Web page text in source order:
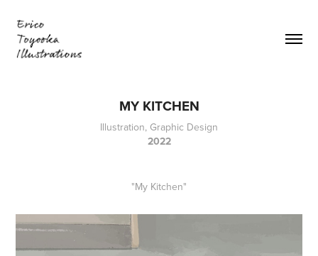
MY KITCHEN
Illustration, Graphic Design
2022
"My Kitchen"